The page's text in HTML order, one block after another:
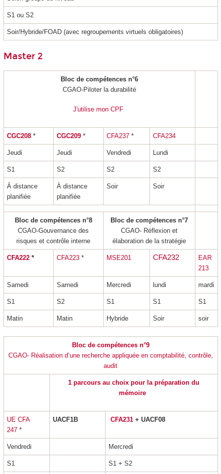
S1 ou S2
Soir/Hybride/FOAD (avec regroupements virtuels obligatoires)
Master 2
Bloc de compétences n°6
CGAO-Piloter la durabilité
J'utilise mon CPF
CGC208 * CGC209 * CFA237 * CFA234
Jeudi Jeudi Vendredi Lundi
S1 S2 S2 S2
À distance
planifiée
À distance
planifiée
Soir Soir
Bloc de compétences n°8
CGAO-Gouvernance des
risques et contrôle interne
Bloc de compétences n°7
CGAO- Réflexion et
élaboration de la stratégie
CFA222 * CFA223 * MSE201 CFA232
EAR
213
Samedi Samedi Mercredi lundi mardi
S1 S2 S1 S1 S1
Matin Matin Hybride Soir soir
Bloc de compétences n°9
CGAO- Réalisation d’une recherche appliquée en comptabilité, contrôle,
audit
1 parcours au choix pour la préparation du
mémoire
UE CFA
247 *
UACF1B CFA231 + UACF08
Vendredi Mercredi
S1 S1 + S2